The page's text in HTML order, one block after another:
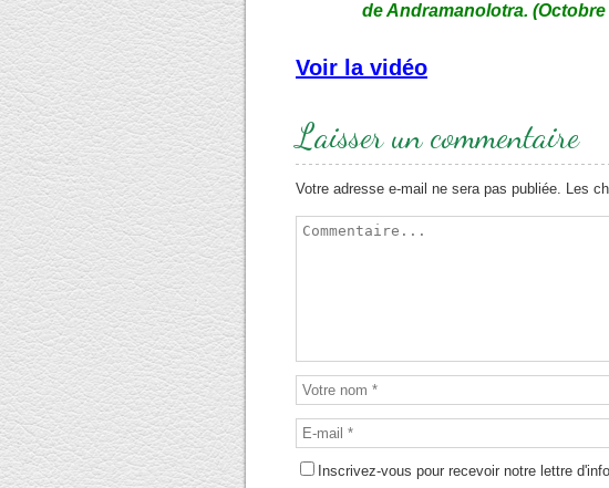
de Andramanolotra. (Octobre
Voir la vidéo
Laisser un commentaire
Votre adresse e-mail ne sera pas publiée. Les
Inscrivez-vous pour recevoir notre lettre